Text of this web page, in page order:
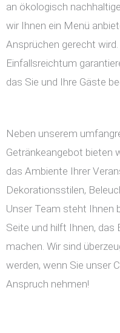
an ökologisch
wir Ihnen ein Menü
Ansprüchen gerecht
Einfallsreichtum
das Sie und Ihre Gäste
Neben unserem
Getränkeangebot bieten
das Ambiente Ihrer
Dekorationsstilen,
Unser Team steht Ihnen
Seite und hilft Ihnen, das
machen. Wir sind
werden, wenn Sie unser
Anspruch nehmen!